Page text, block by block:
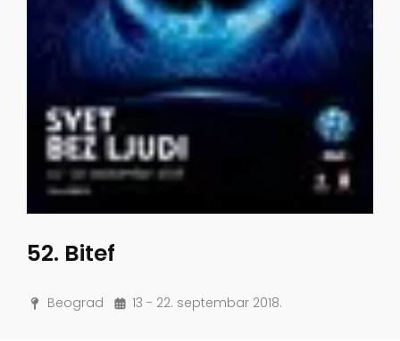
52. Bitef
Beograd 13 - 22. septembar 2018.